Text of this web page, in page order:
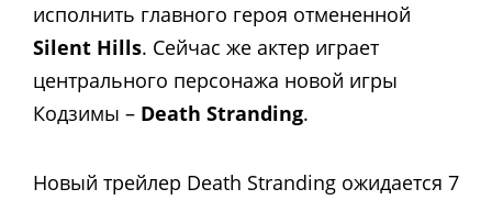
исполнить главного героя отмененной
Silent Hills. Сейчас же актер играет
центрального персонажа новой игры
Кодзимы – Death Stranding.
Новый трейлер Death Stranding ожидается 7